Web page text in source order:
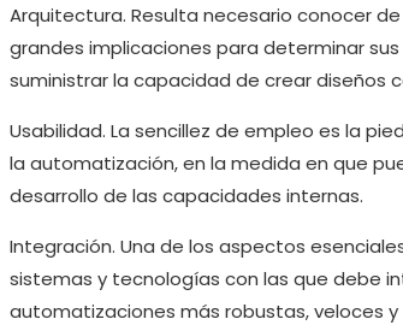
Arquitectura. Resulta necesario conocer
grandes implicaciones para determinar
suministrar la capacidad de crear diseños
Usabilidad. La sencillez de empleo es la
la automatización, en la medida en que
desarrollo de las capacidades internas.
Integración. Una de los aspectos
sistemas y tecnologías con las que debe
automatizaciones más robustas, veloces y